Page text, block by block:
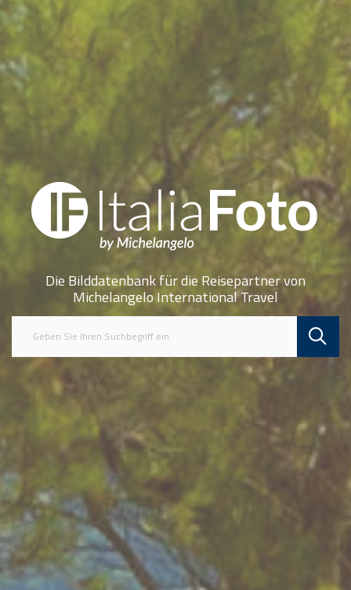
Die Bilddatenbank für die Reisepartner von
Michelangelo International Travel